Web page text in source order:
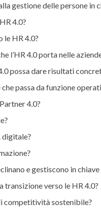
gestione delle persone in
4.0?
le HR 4.0?
l’HR 4.0 porta nelle
possa dare risultati
che passa da funzione
4.0?
digitale?
e gestiscono in chiave
transizione verso le HR 4.0?
competitività sostenibile?